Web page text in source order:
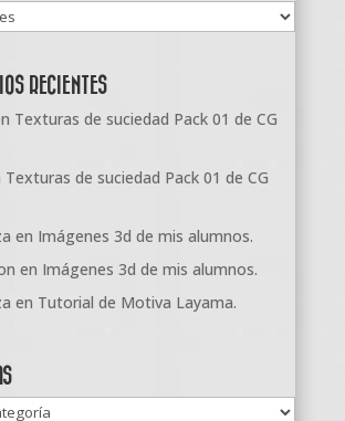
RECIENTES
Texturas de suciedad Pack 01 de CG
Texturas de suciedad Pack 01 de CG
en Imágenes 3d de mis alumnos.
en Imágenes 3d de mis alumnos.
en Tutorial de Motiva Layama.